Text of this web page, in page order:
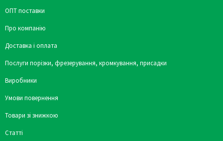
ОПТ поставки
Про компанію
Доставка і оплата
Послуги порізки, фрезерування, кромкування, присадки
Виробники
Умови повернення
Товари зі знижкою
Статті